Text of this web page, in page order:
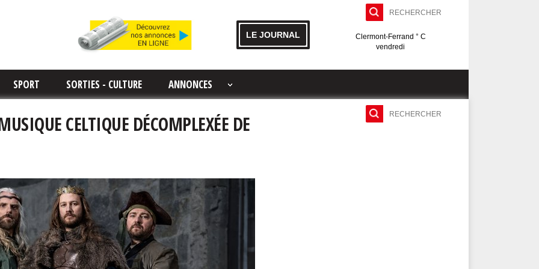
LE JOURNAL
Clermont-Ferrand ° C
vendredi
SPORT SORTIES - CULTURE ANNONCES
CELTIQUE DÉCOMPLEXÉE DE